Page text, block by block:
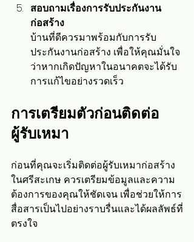
สอบถามเรื่องการรับประกันงาน
ก่อสร้าง
บ้านที่ดีควรมาพร้อมกับการรับ
ประกันงานก่อสร้าง เพื่อให้คุณมั่นใจ
ว่าหากเกิดปัญหาในอนาคตจะได้รับ
การแก้ไขอย่างรวดเร็ว
การเตรียมตัวก่อนติดต่อ
ผู้รับเหมา
ก่อนที่คุณจะเริ่มติดต่อผู้รับเหมาก่อสร้าง
ในศรีสะเกษ ควรเตรียมข้อมูลและความ
ต้องการของคุณให้ชัดเจน เพื่อช่วยให้การ
สื่อสารเป็นไปอย่างราบรื่นและได้ผลลัพธ์ที่
ตรงใจ